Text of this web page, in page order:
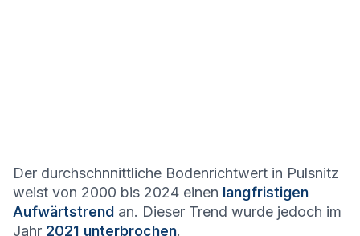
Der durchschnnittliche Bodenrichtwert in Pulsnitz
weist von 2000 bis 2024 einen langfristigen
Aufwärtstrend an. Dieser Trend wurde jedoch im
Jahr 2021 unterbrochen.